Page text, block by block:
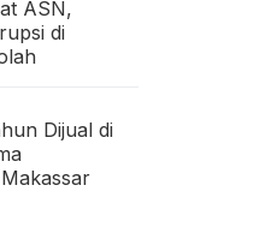
ASN,
di
Dijual di